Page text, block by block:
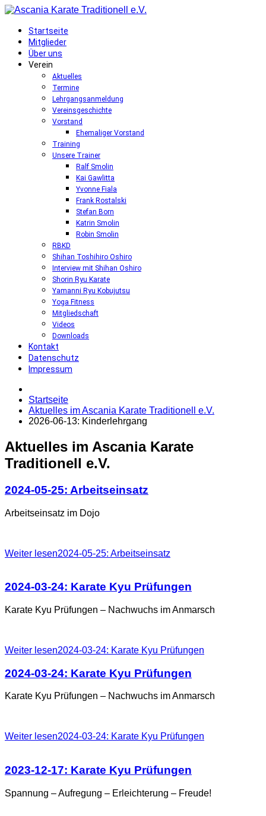
Startseite
Mitglieder
Über uns
Verein
Aktuelles
Termine
Lehrgangsanmeldung
Vereinsgeschichte
Vorstand
Ehemaliger Vorstand
Training
Unsere Trainer
Ralf Smolin
Kai Gawlitta
Yvonne Fiala
Frank Rostalski
Stefan Born
Katrin Smolin
Robin Smolin
RBKD
Shihan Toshihiro Oshiro
Interview mit Shihan Oshiro
Shorin Ryu Karate
Yamanni Ryu Kobujutsu
Yoga Fitness
Mitgliedschaft
Videos
Downloads
Kontakt
Datenschutz
Impressum
Startseite
Aktuelles im Ascania Karate Traditionell e.V.
2026-06-13: Kinderlehrgang
Aktuelles im Ascania Karate
Traditionell e.V.
2024-05-25: Arbeitseinsatz
Arbeitseinsatz im Dojo
Weiter lesen2024-05-25: Arbeitseinsatz
2024-03-24: Karate Kyu Prüfungen
Karate Kyu Prüfungen – Nachwuchs im Anmarsch
Weiter lesen2024-03-24: Karate Kyu Prüfungen
2024-03-24: Karate Kyu Prüfungen
Karate Kyu Prüfungen – Nachwuchs im Anmarsch
Weiter lesen2024-03-24: Karate Kyu Prüfungen
2023-12-17: Karate Kyu Prüfungen
Spannung – Aufregung – Erleichterung – Freude!